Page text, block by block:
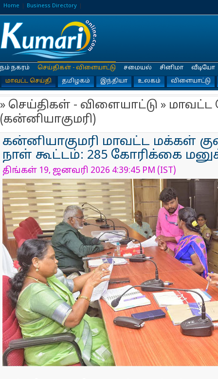
Home Business Directory
நம் நகரம்
செய்திகள் - விளையாட்டு
மாவட்ட செய்தி
தமிழகம் இந்தியா உலகம் விளையாட்டு
சமையல் சினிமா வீடியோ
» செய்திகள் - விளையாட்டு » மாவட்ட
(கன்னியாகுமரி)
கன்னியாகுமரி மாவட்ட மக்கள்
நாள் கூட்டம்: 285 கோரிக்கை
திங்கள் 19, ஜனவரி 2026 4:39:45 PM (IST)